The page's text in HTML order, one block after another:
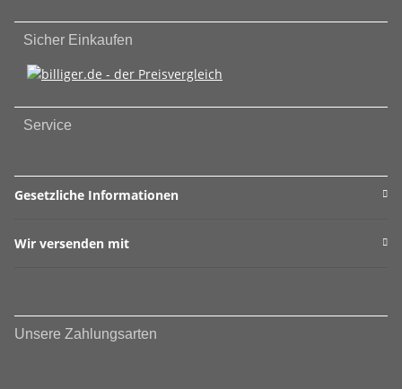
Sicher Einkaufen
Service
Gesetzliche Informationen
Wir versenden mit
Unsere Zahlungsarten